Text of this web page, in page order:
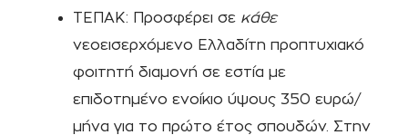
ΤΕΠΑΚ: Προσφέρει σε κάθε
νεοεισερχόμενο Ελλαδίτη προπτυχιακό
φοιτητή διαμονή σε εστία με
επιδοτημένο ενοίκιο ύψους 350 ευρώ/
μήνα για το πρώτο έτος σπουδών. Στην